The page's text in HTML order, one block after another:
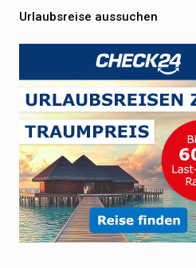
Urlaubsreise aussuchen